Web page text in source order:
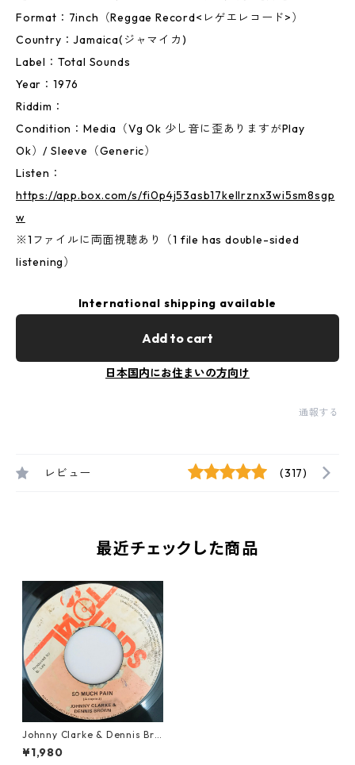
Format：7inch（Reggae Record<レゲエレコード>）
Country：Jamaica(ジャマイカ)
Label：Total Sounds
Year：1976
Riddim：
Condition：Media（Vg Ok 少し音に歪ありますがPlay
Ok）/ Sleeve（Generic）
Listen：
https://app.box.com/s/fi0p4j53asb17kellrznx3wi5sm8sgp
w
※1ファイルに両面視聴あり（1 file has double-sided
listening）
International shipping available
Add to cart
日本国内にお住まいの方向け
通報する
レビュー (317)
最近チェックした商品
Johnny Clarke & Dennis Bro
wn - So Much Pain【7-1092
6】
¥1,980